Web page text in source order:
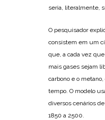
seria, literalmente,
O pesquisador
consistem em um
que, a cada vez
mais gases sejam
carbono e o
tempo. O modelo
diversos cenários
1850 a 2500.